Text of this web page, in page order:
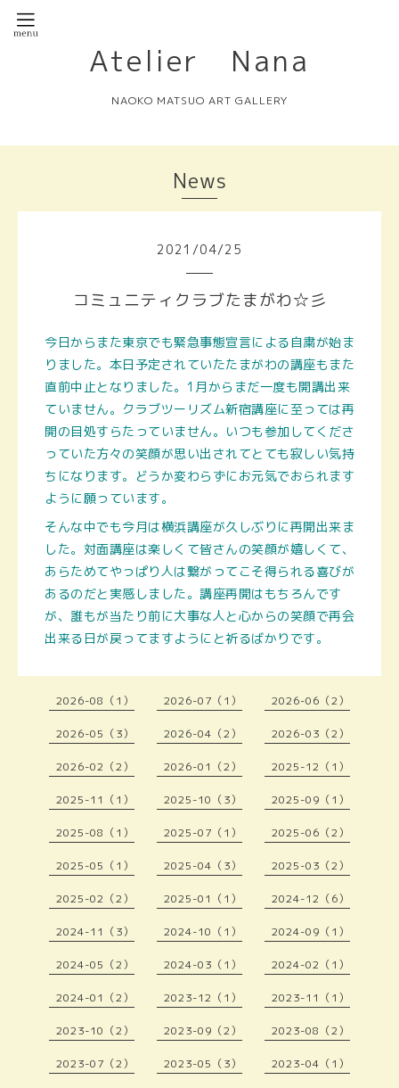
Atelier Nana
NAOKO MATSUO ART GALLERY
News
2021 /04/25
コミュニティクラブたまがわ☆彡
今日からまた東京でも緊急事態宣言による自粛が始ま
りました。本日予定されていたたまがわの講座もまた
直前中止となりました。1月からまだ一度も開講出来
ていません。クラブツーリズム新宿講座に至っては再
開の目処すらたっていません。いつも参加してくださ
っていた方々の笑顔が思い出されてとても寂しい気持
ちになります。どうか変わらずにお元気でおられます
ように願っています。
そんな中でも今月は横浜講座が久しぶりに再開出来ま
した。対面講座は楽しくて皆さんの笑顔が嬉しくて、
あらためてやっぱり人は繋がってこそ得られる喜びが
あるのだと実感しました。講座再開はもちろんです
が、誰もが当たり前に大事な人と心からの笑顔で再会
出来る日が戻ってますようにと祈るばかりです。
2026-08（1） 2026-07（1） 2026-06（2）
2026-05（3） 2026-04（2） 2026-03（2）
2026-02（2） 2026-01（2） 2025-12（1）
2025-11（1） 2025-10（3） 2025-09（1）
2025-08（1） 2025-07（1） 2025-06（2）
2025-05（1） 2025-04（3） 2025-03（2）
2025-02（2） 2025-01（1） 2024-12（6）
2024-11（3） 2024-10（1） 2024-09（1）
2024-05（2） 2024-03（1） 2024-02（1）
2024-01（2） 2023-12（1） 2023-11（1）
2023-10（2） 2023-09（2） 2023-08（2）
2023-07（2） 2023-05（3） 2023-04（1）